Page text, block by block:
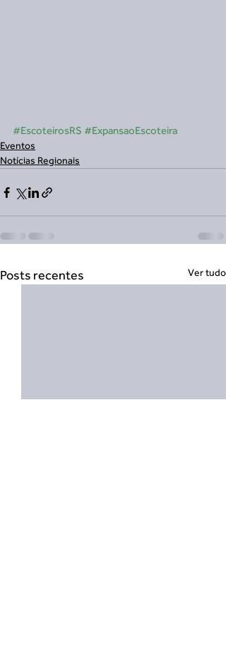
#EscoteirosRS #ExpansaoEscoteira
Eventos
Notícias Regionais
Posts recentes Ver tudo